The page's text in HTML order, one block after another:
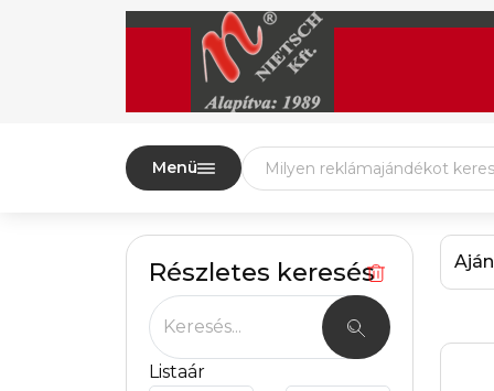
Menü
Részletes keresés
Keresés...
Listaár